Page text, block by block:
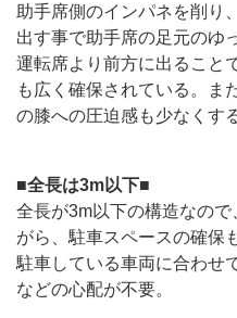
助手席側のインパネを削り
出す事で助手席の足元のゆ
運転席より前方に出ること
も広く確保されている。ま
の膝への圧迫感も少なくす
■全長は3m以下■
全長が3m以下の構造なの
がら、駐車スペースの確保
駐車している車両に合わせ
などの心配が不要。